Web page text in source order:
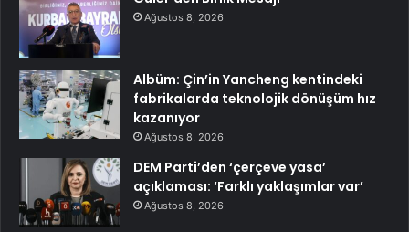
Ağustos 8, 2026
Albüm: Çin’in Yancheng kentindeki
fabrikalarda teknolojik dönüşüm hız
kazanıyor
Ağustos 8, 2026
DEM Parti’den ‘çerçeve yasa’
açıklaması: ‘Farklı yaklaşımlar var’
Ağustos 8, 2026